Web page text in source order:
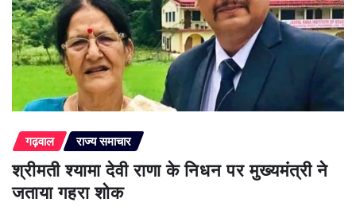
गढ़वाल राज्य समाचार
श्रीमती श्यामा देवी राणा के निधन पर मुख्यमंत्री ने
जताया गहरा शोक